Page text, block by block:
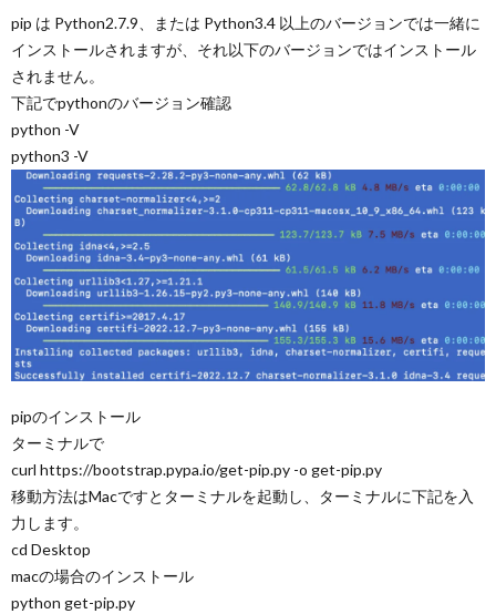
pip は Python2.7.9、または Python3.4 以上のバージョンでは一緒に
インストールされますが、それ以下のバージョンではインストール
されません。
下記でpythonのバージョン確認
python -V
python3 -V
pipのインストール
ターミナルで
curl https://bootstrap.pypa.io/get-pip.py -o get-pip.py
移動方法はMacですとターミナルを起動し、ターミナルに下記を入
力します。
cd Desktop
macの場合のインストール
python get-pip.py